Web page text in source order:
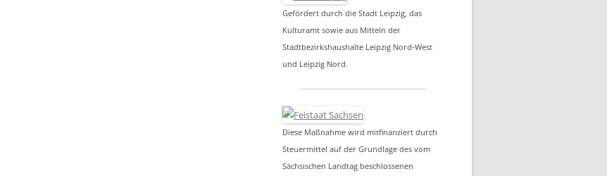
Gefördert durch die Stadt Leipzig, das
Kulturamt sowie aus Mitteln der
Stadtbezirkshaushalte Leipzig Nord-West
und Leipzig Nord.
Diese Maßnahme wird mitfinanziert durch
Steuermittel auf der Grundlage des vom
Sächsischen Landtag beschlossenen